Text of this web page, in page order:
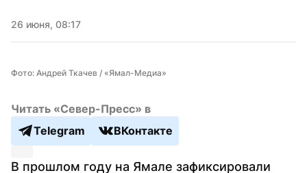
26 июня, 08:17
Фото: Андрей Ткачев / «Ямал-Медиа»
Читать «Север-Пресс» в
Telegram
ВКонтакте
В прошлом году на Ямале зафиксировали